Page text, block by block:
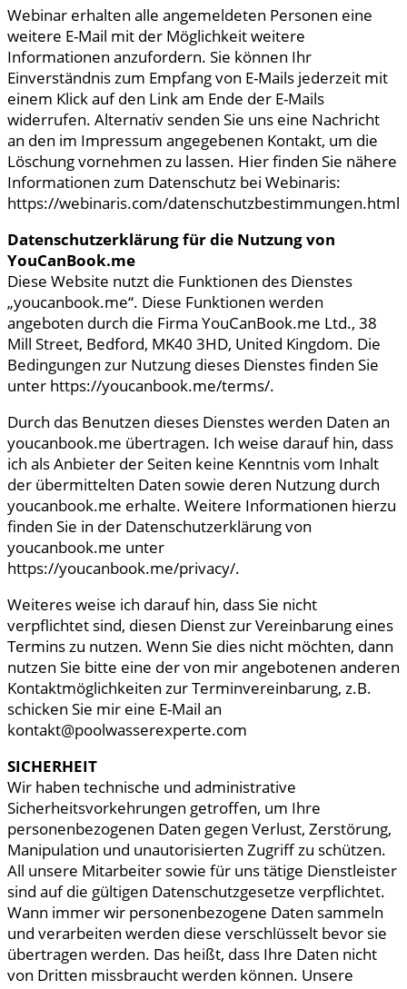
Webinar erhalten alle angemeldeten Personen eine
weitere E-Mail mit der Möglichkeit weitere
Informationen anzufordern. Sie können Ihr
Einverständnis zum Empfang von E-Mails jederzeit mit
einem Klick auf den Link am Ende der E-Mails
widerrufen. Alternativ senden Sie uns eine Nachricht
an den im Impressum angegebenen Kontakt, um die
Löschung vornehmen zu lassen. Hier finden Sie nähere
Informationen zum Datenschutz bei Webinaris:
https://webinaris.com/datenschutzbestimmungen.html
Datenschutzerklärung für die Nutzung von
YouCanBook.me
Diese Website nutzt die Funktionen des Dienstes
„youcanbook.me“. Diese Funktionen werden
angeboten durch die Firma YouCanBook.me Ltd., 38
Mill Street, Bedford, MK40 3HD, United Kingdom. Die
Bedingungen zur Nutzung dieses Dienstes finden Sie
unter https://youcanbook.me/terms/.
Durch das Benutzen dieses Dienstes werden Daten an
youcanbook.me übertragen. Ich weise darauf hin, dass
ich als Anbieter der Seiten keine Kenntnis vom Inhalt
der übermittelten Daten sowie deren Nutzung durch
youcanbook.me erhalte. Weitere Informationen hierzu
finden Sie in der Datenschutzerklärung von
youcanbook.me unter
https://youcanbook.me/privacy/.
Weiteres weise ich darauf hin, dass Sie nicht
verpflichtet sind, diesen Dienst zur Vereinbarung eines
Termins zu nutzen. Wenn Sie dies nicht möchten, dann
nutzen Sie bitte eine der von mir angebotenen anderen
Kontaktmöglichkeiten zur Terminvereinbarung, z.B.
schicken Sie mir eine E-Mail an
kontakt@poolwasserexperte.com
SICHERHEIT
Wir haben technische und administrative
Sicherheitsvorkehrungen getroffen, um Ihre
personenbezogenen Daten gegen Verlust, Zerstörung,
Manipulation und unautorisierten Zugriff zu schützen.
All unsere Mitarbeiter sowie für uns tätige Dienstleister
sind auf die gültigen Datenschutzgesetze verpflichtet.
Wann immer wir personenbezogene Daten sammeln
und verarbeiten werden diese verschlüsselt bevor sie
übertragen werden. Das heißt, dass Ihre Daten nicht
von Dritten missbraucht werden können. Unsere